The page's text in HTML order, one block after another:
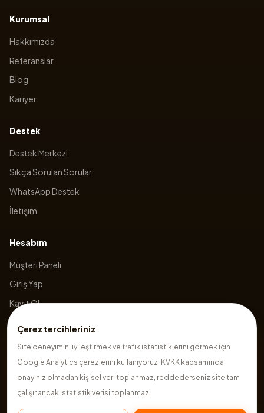
Çerez tercihleriniz
Site deneyimini iyileştirmek ve trafik istatistiklerini görmek için
Google Analytics çerezlerini kullanıyoruz. KVKK kapsamında
onayınız olmadan kişisel veri toplanmaz, reddederseniz site tam
çalışır ancak istatistik verisi toplanmaz.
Kurumsal
Hakkımızda
Referanslar
Blog
Kariyer
Destek
Destek Merkezi
Sıkça Sorulan Sorular
WhatsApp Destek
İletişim
Hesabım
Müşteri Paneli
Giriş Yap
Kayıt Ol
2026 Hazırsite. Tüm hakları saklıdır.